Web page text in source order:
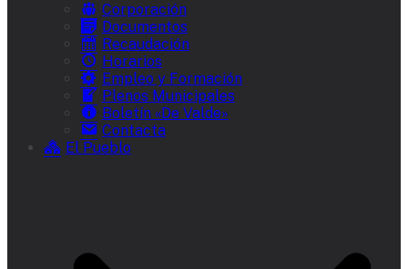
Corporación
Documentos
Recaudación
Horarios
Empleo y Formación
Plenos Municipales
Boletín «De Valde»
Contacta
El Pueblo